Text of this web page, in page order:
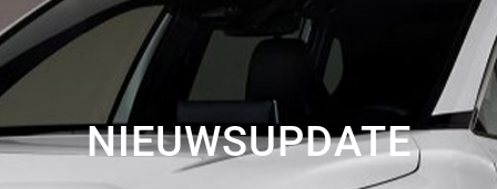
NIEUWSUPDATE